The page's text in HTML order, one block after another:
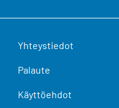
Yhteystiedot
Palaute
Käyttöehdot